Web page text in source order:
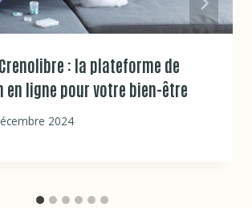
: la plateforme de
en ligne pour votre bien-être
2024